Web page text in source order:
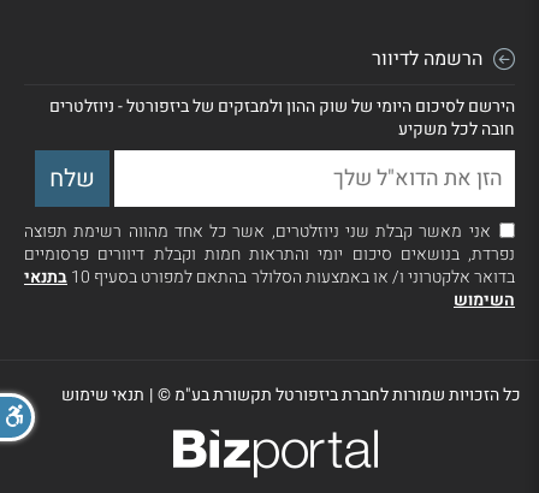
הרשמה לדיוור
הירשם לסיכום היומי של שוק ההון ולמבזקים של ביזפורטל - ניוזלטרים
חובה לכל משקיע
אני מאשר קבלת שני ניוזלטרים, אשר כל אחד מהווה רשימת תפוצה
נפרדת, בנושאים סיכום יומי והתראות חמות וקבלת דיוורים פרסומיים
בדואר אלקטרוני ו/ או באמצעות הסלולר בהתאם למפורט בסעיף 10
בתנאי
השימוש
כל הזכויות שמורות לחברת ביזפורטל תקשורת בע"מ ©| תנאי שימוש